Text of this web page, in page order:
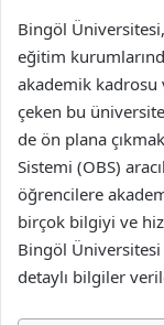
Bingöl
eğitim
akademik kadrosu
çeken bu
de ön plana
Sistemi (OBS)
öğrencilere
birçok bilgiyi ve
Bingöl Üniversitesi
detaylı bilgiler